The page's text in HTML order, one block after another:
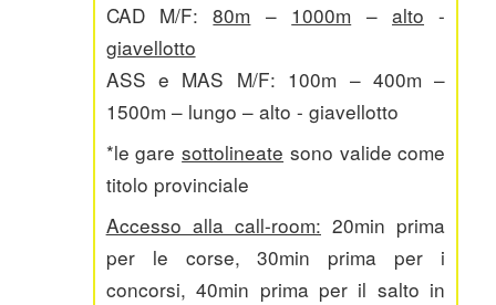
CAD M/F:80m – 1000m –alto -
giavellotto
ASS e MAS M/F: 100m – 400m –
1500m – lungo – alto - giavellotto
*le garesottolineate sono valide come
titolo provinciale
Accesso alla call-room: 20min prima
per le corse, 30min prima per i
concorsi, 40min prima per il salto in